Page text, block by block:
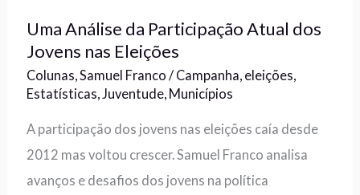
Uma Análise da Participação Atual dos
Jovens nas Eleições
Colunas,Samuel Franco / Campanha, eleições,
Estatísticas,Juventude, Municípios
A participação dos jovens nas eleições caía desde
2012 mas voltou crescer. Samuel Franco analisa
avanços e desafios dos jovens na política